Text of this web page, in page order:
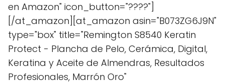
en Amazon" icon_button="????"]
[/at_amazon][at_amazon asin="B073ZG6J9N"
type="box" title="Remington S8540 Keratin
Protect - Plancha de Pelo, Cerámica, Digital,
Keratina y Aceite de Almendras, Resultados
Profesionales, Marrón Oro"